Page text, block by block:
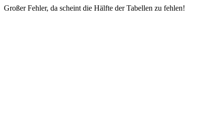
Großer Fehler, da scheint die Hälfte der Tabellen zu fehlen!